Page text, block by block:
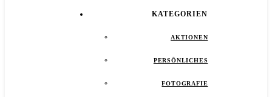
KATEGORIEN
AKTIONEN
PERSÖNLICHES
FOTOGRAFIE